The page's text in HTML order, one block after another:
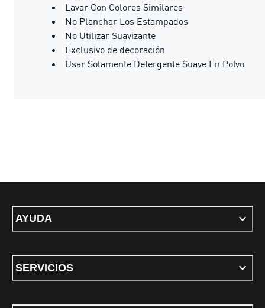
Lavar Con Colores Similares
No Planchar Los Estampados
No Utilizar Suavizante
Exclusivo de decoración
Usar Solamente Detergente Suave En Polvo
AYUDA
SERVICIOS